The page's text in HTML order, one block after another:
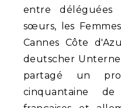
entre déléguées
sœurs, les
Cannes Côte
deutscher
partagé un
cinquantaine de